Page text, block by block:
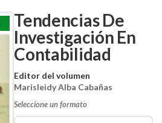
Tendencias De
Investigación En
Contabilidad
Editor del volumen
Marisleidy Alba Cabañas
Seleccione un formato